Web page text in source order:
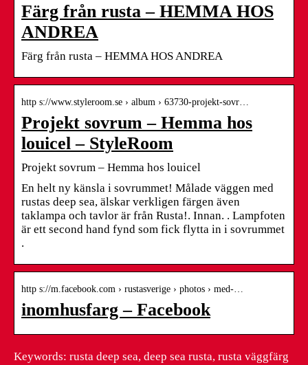
Färg från rusta – HEMMA HOS
ANDREA
Färg från rusta – HEMMA HOS ANDREA
http s://www.styleroom.se › album › 63730-projekt-sovr…
Projekt sovrum – Hemma hos
louicel – StyleRoom
Projekt sovrum – Hemma hos louicel
En helt ny känsla i sovrummet! Målade väggen med
rustas deep sea, älskar verkligen färgen även
taklampa och tavlor är från Rusta!. Innan. . Lampfoten
är ett second hand fynd som fick flytta in i sovrummet
.
http s://m.facebook.com › rustasverige › photos › med-…
inomhusfarg – Facebook
Keywords: rusta deep sea, deep sea rusta, rusta väggfärg